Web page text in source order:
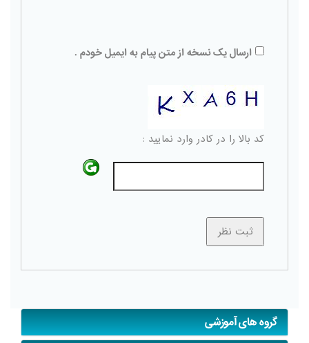
ارسال یک نسخه از متن پیام به ایمیل خودم .
کد بالا را در کادر وارد نمایید :
گروه های آموزشی